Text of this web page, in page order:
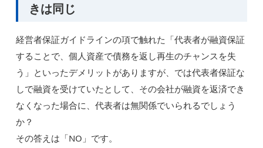
きは同じ
経営者保証ガイドラインの項で触れた「代表者が融資保証
することで、個人資産で債務を返し再生のチャンスを失
う」といったデメリットがありますが、では代表者保証な
しで融資を受けていたとして、その会社が融資を返済でき
なくなった場合に、代表者は無関係でいられるでしょう
か？
その答えは「NO」です。